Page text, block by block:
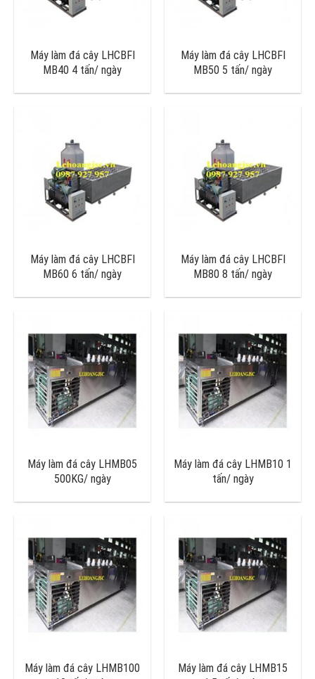
Máy làm đá cây LHCBFI
MB40 4 tấn/ ngày
Máy làm đá cây LHCBFI
MB50 5 tấn/ ngày
Máy làm đá cây LHCBFI
MB60 6 tấn/ ngày
Máy làm đá cây LHCBFI
MB80 8 tấn/ ngày
Máy làm đá cây LHMB05
500KG/ ngày
Máy làm đá cây LHMB10 1
tấn/ ngày
Máy làm đá cây LHMB100
Máy làm đá cây LHMB15